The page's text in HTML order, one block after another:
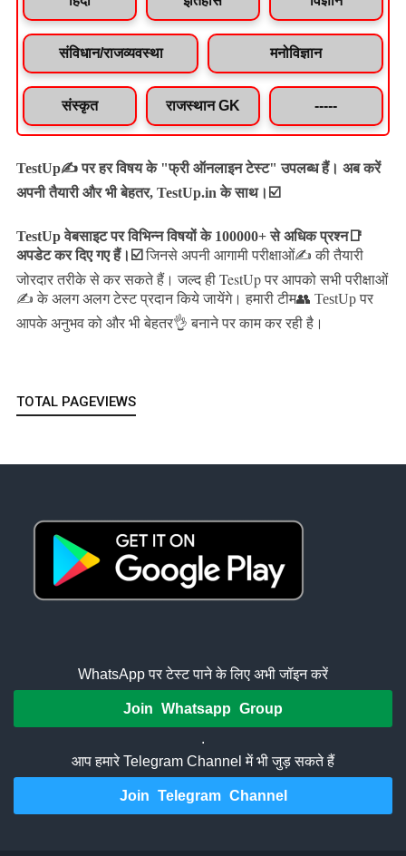
संविधान/राजव्यवस्था मनोविज्ञान
संस्कृत राजस्थान GK -----
TestUp✍️ पर हर विषय के "फ्री ऑनलाइन टेस्ट" उपलब्ध हैं। अब करें
अपनी तैयारी और भी बेहतर, TestUp.in के साथ।☑️
TestUp वेबसाइट पर विभिन्न विषयों के 100000+ से अधिक प्रश्न📑
अपडेट कर दिए गए हैं। ☑️ जिनसे अपनी आगामी परीक्षाओं✍️ की तैयारी
जोरदार तरीके से कर सकते हैं।जल्द ही TestUp पर आपको सभी परीक्षाओं
✍️ के अलग अलग टेस्ट प्रदान किये जायेंगे। हमारी टीम👥 TestUp पर
आपके अनुभव को और भी बेहतर👌 बनाने पर काम कर रही है।
TOTAL PAGEVIEWS
WhatsApp पर टेस्ट पाने के लिए अभी जॉइन करें
Join Whatsapp Group
.
आप हमारे Telegram Channel में भी जुड़ सकते हैं
Join Telegram Channel